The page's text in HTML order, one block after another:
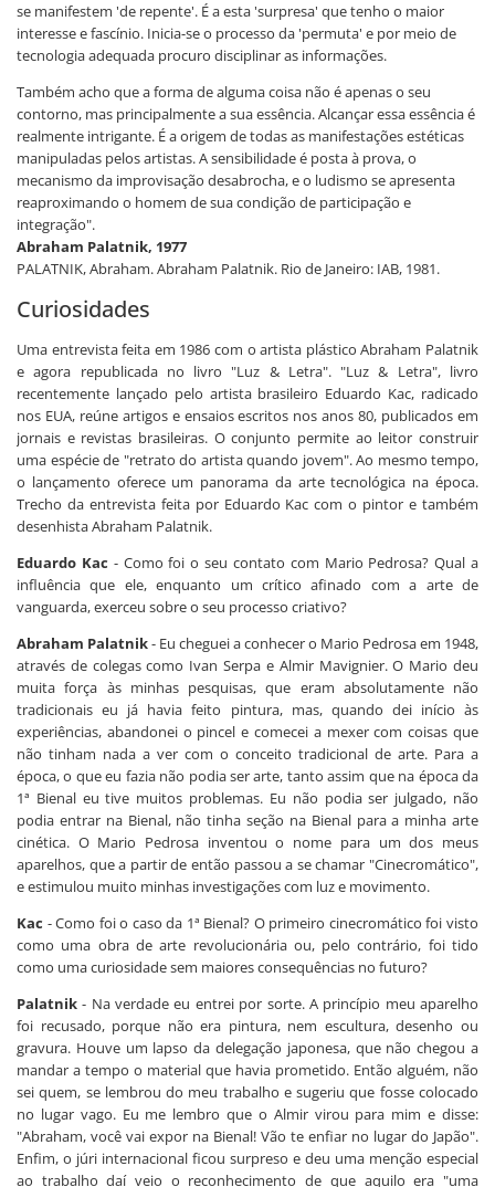
se manifestem 'de repente'. É a esta 'surpresa' que tenho o maior
interesse e fascínio. Inicia-se o processo da 'permuta' e por meio de
tecnologia adequada procuro disciplinar as informações.
Também acho que a forma de alguma coisa não é apenas o seu
contorno, mas principalmente a sua essência. Alcançar essa essência é
realmente intrigante. É a origem de todas as manifestações estéticas
manipuladas pelos artistas. A sensibilidade é posta à prova, o
mecanismo da improvisação desabrocha, e o ludismo se apresenta
reaproximando o homem de sua condição de participação e
integração".
Abraham Palatnik, 1977
PALATNIK, Abraham. Abraham Palatnik. Rio de Janeiro: IAB, 1981.
Curiosidades
Uma entrevista feita em 1986 com o artista plástico Abraham Palatnik
e agora republicada no livro "Luz & Letra". "Luz & Letra", livro
recentemente lançado pelo artista brasileiro Eduardo Kac, radicado
nos EUA, reúne artigos e ensaios escritos nos anos 80, publicados em
jornais e revistas brasileiras. O conjunto permite ao leitor construir
uma espécie de "retrato do artista quando jovem". Ao mesmo tempo,
o lançamento oferece um panorama da arte tecnológica na época.
Trecho da entrevista feita por Eduardo Kac com o pintor e também
desenhista Abraham Palatnik.
Eduardo Kac - Como foi o seu contato com Mario Pedrosa? Qual a
influência que ele, enquanto um crítico afinado com a arte de
vanguarda, exerceu sobre o seu processo criativo?
Abraham Palatnik- Eu cheguei a conhecer o Mario Pedrosa em 1948,
através de colegas como Ivan Serpa e Almir Mavignier. O Mario deu
muita força às minhas pesquisas, que eram absolutamente não
tradicionais eu já havia feito pintura, mas, quando dei início às
experiências, abandonei o pincel e comecei a mexer com coisas que
não tinham nada a ver com o conceito tradicional de arte. Para a
época, o que eu fazia não podia ser arte, tanto assim que na época da
1ª Bienal eu tive muitos problemas. Eu não podia ser julgado, não
podia entrar na Bienal, não tinha seção na Bienal para a minha arte
cinética. O Mario Pedrosa inventou o nome para um dos meus
aparelhos, que a partir de então passou a se chamar "Cinecromático",
e estimulou muito minhas investigações com luz e movimento.
Kac - Como foi o caso da 1ª Bienal? O primeiro cinecromático foi visto
como uma obra de arte revolucionária ou, pelo contrário, foi tido
como uma curiosidade sem maiores consequências no futuro?
Palatnik - Na verdade eu entrei por sorte. A princípio meu aparelho
foi recusado, porque não era pintura, nem escultura, desenho ou
gravura. Houve um lapso da delegação japonesa, que não chegou a
mandar a tempo o material que havia prometido. Então alguém, não
sei quem, se lembrou do meu trabalho e sugeriu que fosse colocado
no lugar vago. Eu me lembro que o Almir virou para mim e disse:
"Abraham, você vai expor na Bienal! Vão te enfiar no lugar do Japão".
Enfim, o júri internacional ficou surpreso e deu uma menção especial
ao trabalho daí veio o reconhecimento de que aquilo era "uma